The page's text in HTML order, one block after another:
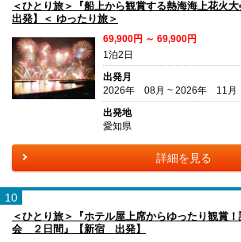
＜ひとり旅＞『船上から観賞する熱海海上花火
出発】＜ ゆったり旅＞
69,900円 ～ 69,900円
1泊2日
出発月
2026年 08月 ~ 2026年 11月
出発地
愛知県
詳細を見る
10
＜ひとり旅＞『ホテル屋上席からゆったり観賞
会 ２日間』【新宿 出発】